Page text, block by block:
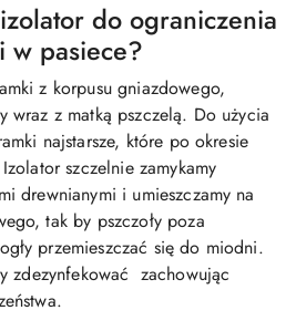
do ograniczenia
w pasiece?
z korpusu gniazdowego,
wraz z matką pszczelą. Do użycia
najstarsze, które po okresie
szczelnie zamykamy
drewnianymi i umieszczamy na
tak by pszczoły poza
przemieszczać się do miodni.
zdezynfekować zachowując